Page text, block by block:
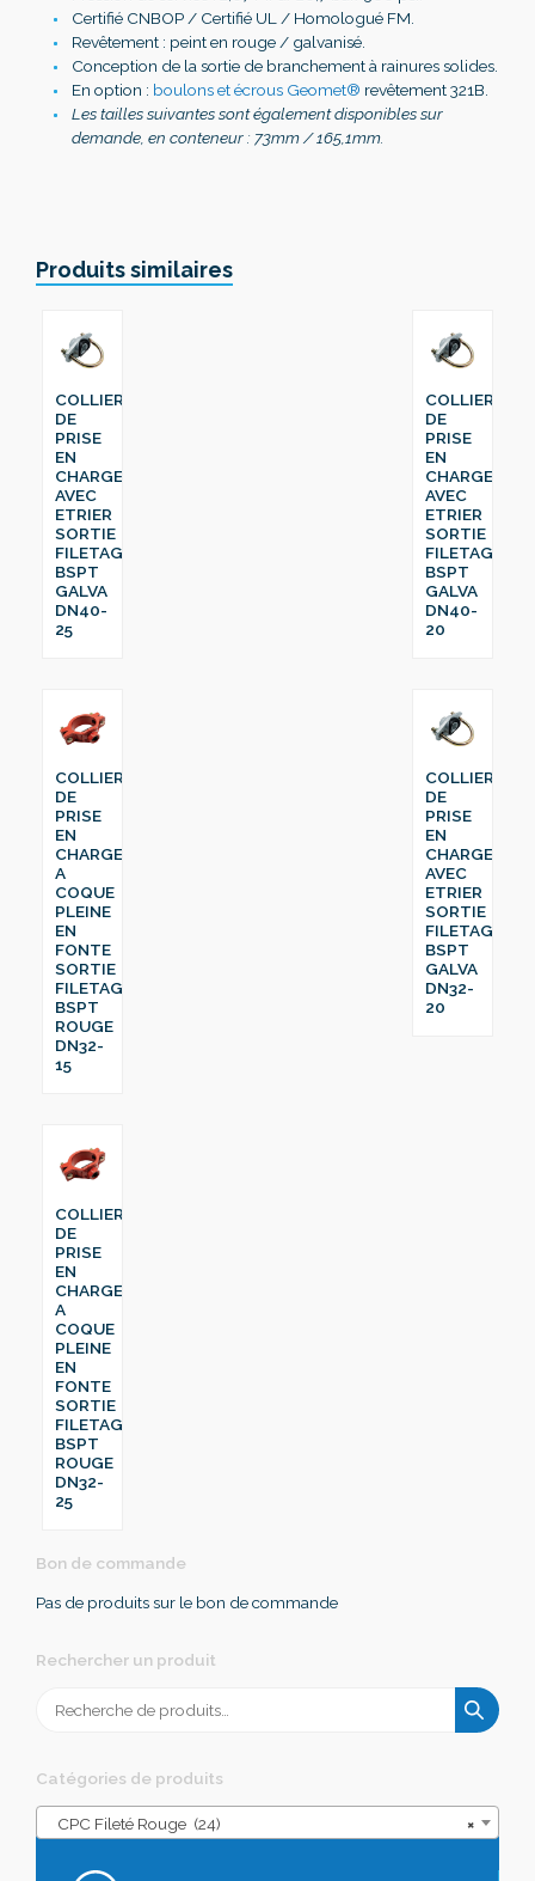
Certifié CNBOP / Certifié UL / Homologué FM.
Revêtement : peint en rouge / galvanisé.
Conception de la sortie de branchement à rainures solides.
En option : boulons et écrous Geomet® revêtement 321B.
Les tailles suivantes sont également disponibles sur
demande, en conteneur : 73mm / 165,1mm.
Produits similaires
COLLIER
DE
PRISE
EN
CHARGE
AVEC
ETRIER
SORTIE
FILETAGE
BSPT
GALVA
DN40-
25
COLLIER
DE
PRISE
EN
CHARGE
AVEC
ETRIER
SORTIE
FILETAGE
BSPT
GALVA
DN40-
20
COLLIER
DE
PRISE
EN
CHARGE
A
COQUE
PLEINE
EN
FONTE
SORTIE
FILETAGE
BSPT
ROUGE
DN32-
15
COLLIER
DE
PRISE
EN
CHARGE
AVEC
ETRIER
SORTIE
FILETAGE
BSPT
GALVA
DN32-
20
COLLIER
DE
PRISE
EN
CHARGE
A
COQUE
PLEINE
EN
FONTE
SORTIE
FILETAGE
BSPT
ROUGE
DN32-
25
Bon de commande
Pas de produits sur le bon de commande
Rechercher un produit
pour :
Catégories de produits
×
CPC Fileté Rouge (24)